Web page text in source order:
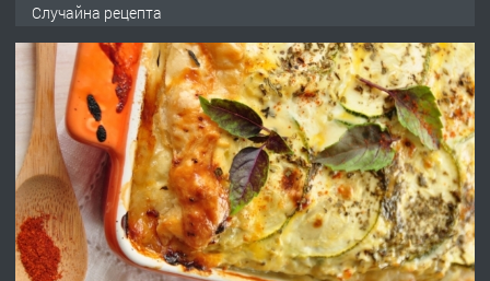
преди 10 месеца
ПРЕДЛАГА
Професионална броячна машина -
със сертификат от ЕЦБ
преди 1 година
Случайна рецепта